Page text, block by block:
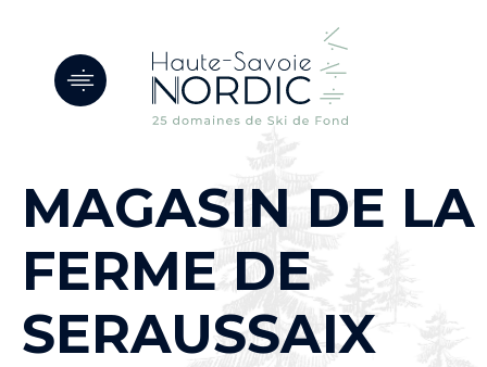
MAGASIN DE LA
FERME DE
SERAUSSAIX